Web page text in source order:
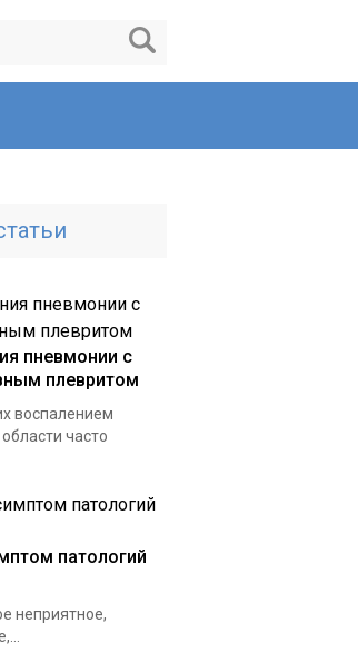
пневмонии с
плевритом
воспалением
часто
патологий
неприятное,